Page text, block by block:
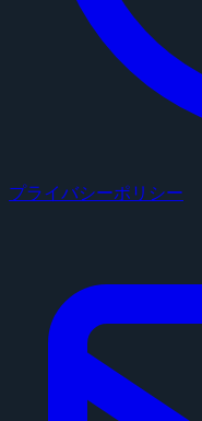
プライバシーポリシー